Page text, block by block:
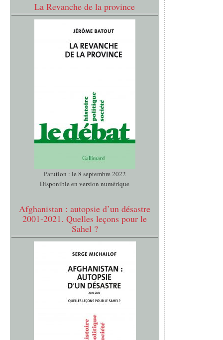
La Revanche de la province
Parution : le 8 septembre 2022
Disponible en version numérique
Afghanistan : autopsie d’un désastre
2001-2021. Quelles leçons pour le
Sahel ?